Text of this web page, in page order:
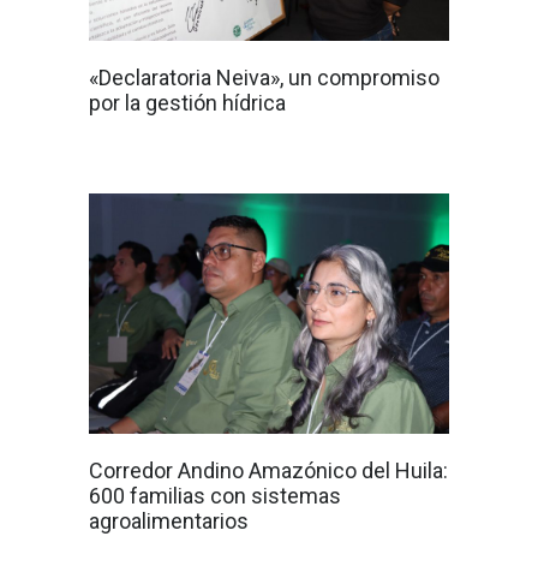
«Declaratoria Neiva», un compromiso
por la gestión hídrica
Corredor Andino Amazónico del Huila:
600 familias con sistemas
agroalimentarios